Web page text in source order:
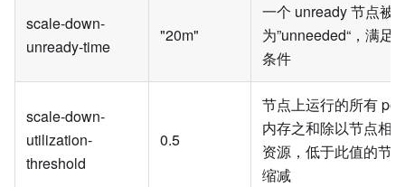
scale-down-
unready-time
"20m"
一个 unready 节点被
为”unneeded“，满足
条件
scale-down-
utilization-
threshold
0.5
节点上运行的所有
内存之和除以节点相
资源，低于此值的节
缩减